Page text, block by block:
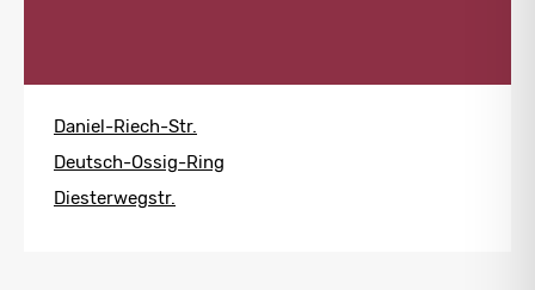
Daniel-Riech-Str.
Deutsch-Ossig-Ring
Diesterwegstr.